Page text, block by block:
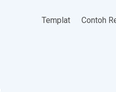
Templat Contoh